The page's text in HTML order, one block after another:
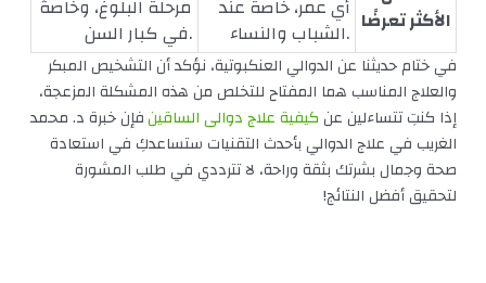
مرحلة البلوغ، وخاصةً
في كبار السن.
أي عمر، خاصة عند
الشباب والنساء. الأكثر تعرضًا
في ختام حديثنا عن الدوالي العنكبوتية، نؤكد أن التشخيص المبكر
والعلاج المناسب هما المفتاح للتخلص من هذه المشكلة المزعجة،
إذا كنتِ تتساءلين عنكيفية علاج دوالى الساقينفإن خبرة د. محمد
الغريب في علاج الدوالي بأحدث التقنيات ستساعدكِ في استعادة
صحة وجمال بشرتك بثقة وراحة، لا تترددي في طلب المشورة
لتحقيق أفضل النتائج!